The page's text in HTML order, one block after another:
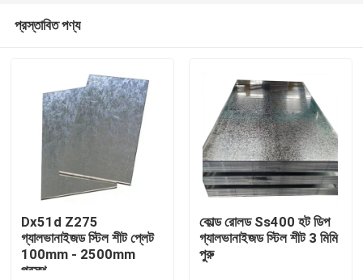
প্রস্তাবিত পণ্য
Dx51d Z275
গ্যালভানাইজড স্টিল শীট প্লেট
100mm - 2500mm
প্রস্থ
কোল্ড রোলড Ss400 হট ডিপ
গ্যালভানাইজড স্টিল শীট 3 মিমি
পুরু